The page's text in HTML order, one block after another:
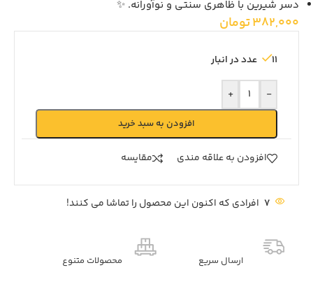
دسر شیرین با ظاهری سنتی و نوآورانه. ✨
382,000تومان
11 عدد در انبار
-
+
افزودن به سبد خرید
افزودن به علاقه مندی مقايسه
7 افرادی که اکنون این محصول را تماشا می کنند!
ارسال سریع محصولات متنوع